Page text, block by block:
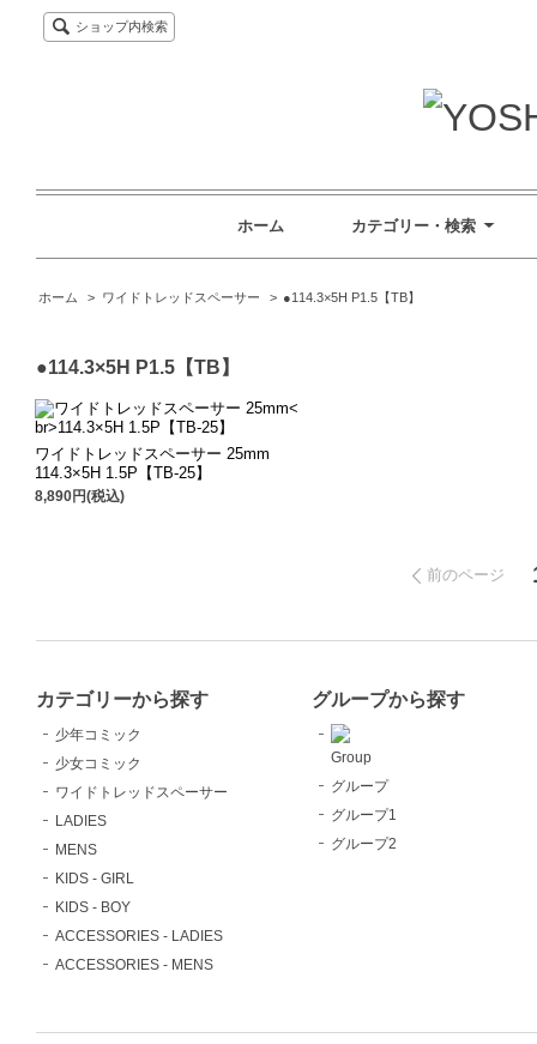
ショップ内検索
ホーム カテゴリー・検索
ホーム > ワイドトレッドスペーサー > ●114.3×5H P1.5【TB】
●114.3×5H P1.5【TB】
ワイドトレッドスペーサー 25mm
114.3×5H 1.5P【TB-25】
8,890円(税込)
前のページ
カテゴリーから探す
少年コミック
少女コミック
ワイドトレッドスペーサー
LADIES
MENS
KIDS - GIRL
KIDS - BOY
ACCESSORIES - LADIES
ACCESSORIES - MENS
グループから探す
Group
グループ
グループ1
グループ2